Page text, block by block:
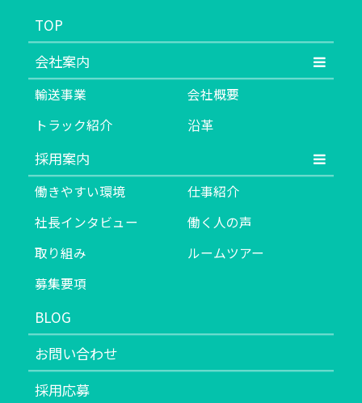
TOP
会社案内
輸送事業
会社概要
トラック紹介
沿革
採用案内
働きやすい環境
仕事紹介
社長インタビュー
働く人の声
取り組み
ルームツアー
募集要項
BLOG
お問い合わせ
採用応募